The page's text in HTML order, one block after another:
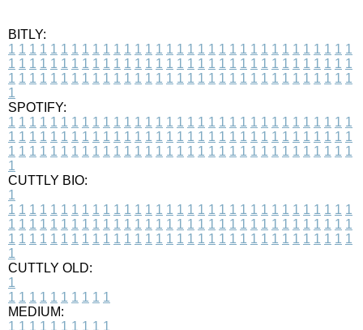
BITLY:
1 1 1 1 1 1 1 1 1 1 1 1 1 1 1 1 1 1 1 1 1 1 1 1 1 1 1 1 1 1 1 1 1
1 1 1 1 1 1 1 1 1 1 1 1 1 1 1 1 1 1 1 1 1 1 1 1 1 1 1 1 1 1 1 1 1
1 1 1 1 1 1 1 1 1 1 1 1 1 1 1 1 1 1 1 1 1 1 1 1 1 1 1 1 1 1 1 1 1
1
SPOTIFY:
1 1 1 1 1 1 1 1 1 1 1 1 1 1 1 1 1 1 1 1 1 1 1 1 1 1 1 1 1 1 1 1 1
1 1 1 1 1 1 1 1 1 1 1 1 1 1 1 1 1 1 1 1 1 1 1 1 1 1 1 1 1 1 1 1 1
1 1 1 1 1 1 1 1 1 1 1 1 1 1 1 1 1 1 1 1 1 1 1 1 1 1 1 1 1 1 1 1 1
1
CUTTLY BIO:
1
1 1 1 1 1 1 1 1 1 1 1 1 1 1 1 1 1 1 1 1 1 1 1 1 1 1 1 1 1 1 1 1 1
1 1 1 1 1 1 1 1 1 1 1 1 1 1 1 1 1 1 1 1 1 1 1 1 1 1 1 1 1 1 1 1 1
1 1 1 1 1 1 1 1 1 1 1 1 1 1 1 1 1 1 1 1 1 1 1 1 1 1 1 1 1 1 1 1 1
1
CUTTLY OLD:
1
1 1 1 1 1 1 1 1 1 1
MEDIUM:
1 1 1 1 1 1 1 1 1 1